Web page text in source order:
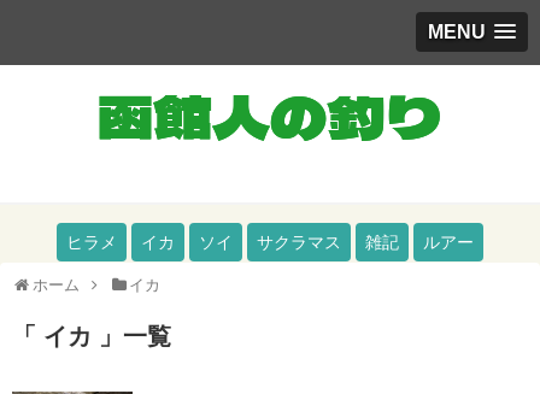
MENU
ヒラメ イカ ソイ サクラマス 雑記 ルアー
ホーム イカ
「 イカ 」一覧